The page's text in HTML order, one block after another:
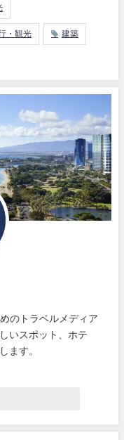
・観光 建築
のトラベルメディア
いスポット、ホテ
ます。